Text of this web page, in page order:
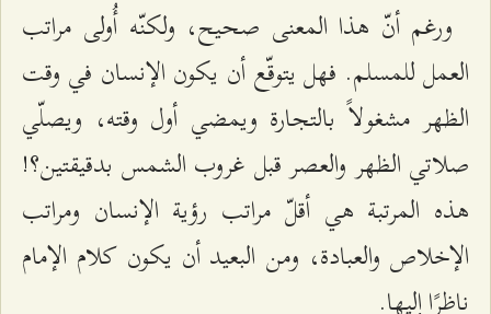
ورغم أنّ هذا المعنى صحيح، ولكنّه أُولى مراتب
العمل للمسلم. فهل يتوقّع أن يكون الإنسان في وقت
الظهر مشغولاً بالتجارة ويمضي أول وقته، ويصلّي
صلاتي الظهر والعصر قبل غروب الشمس بدقيقتين؟!
هذه المرتبة هي أقلّ مراتب رؤية الإنسان ومراتب
الإخلاص والعبادة، ومن البعيد أن يكون كلام الإمام
ناظرًا إليها.